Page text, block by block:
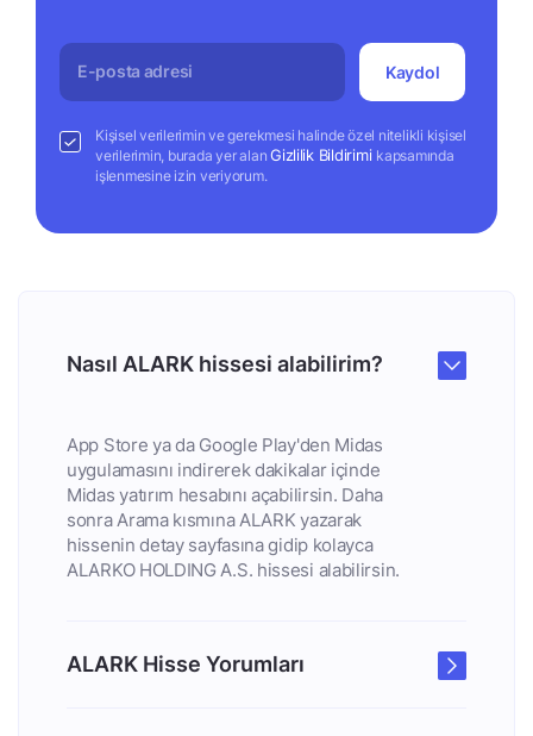
Kaydol
Kişisel verilerimin ve gerekmesi halinde özel nitelikli kişisel
verilerimin, burada yer alanGizlilik Bildirimi kapsamında
işlenmesine izin veriyorum.
Nasıl ALARK hissesi alabilirim?
App Store ya da Google Play'den Midas
uygulamasını indirerek dakikalar içinde
Midas yatırım hesabını açabilirsin. Daha
sonra Arama kısmına ALARK yazarak
hissenin detay sayfasına gidip kolayca
ALARKO HOLDING A.S. hissesi alabilirsin.
ALARK Hisse Yorumları